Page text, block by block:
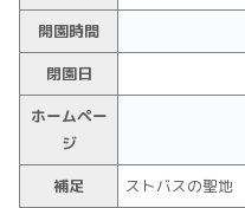
開園時間
閉園日
ホームペー
ジ
補足
ストバスの聖地